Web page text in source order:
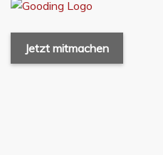
Jetzt mitmachen